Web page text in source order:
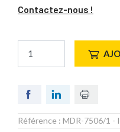
Contactez-nous !
Référence : MDR-7506/1 -